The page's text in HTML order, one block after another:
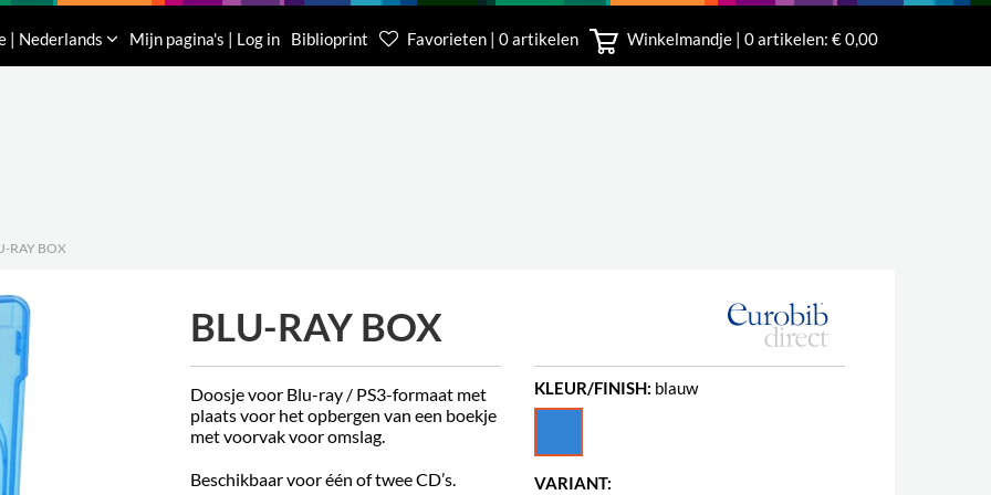
| Nederlands Mijn pagina's | Log in Biblioprint Favorieten | 0 artikelen Winkelmandje | 0artikelen: € 0,00
Klantenservice België
(0)16 623 340
Klantenservice Nederland
085 400 0453
Contacteer ons
RAY BOX
BLU-RAY BOX
Doosje voor Blu-ray / PS3-formaat met
plaats voor het opbergen van een boekje
met voorvak voor omslag.
Beschikbaar voor één of twee CD’s.
KLEUR/FINISH: blauw
VARIANT: